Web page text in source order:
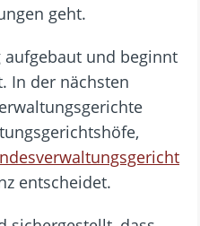
geht.
aufgebaut und beginnt
In der nächsten
entscheidet.